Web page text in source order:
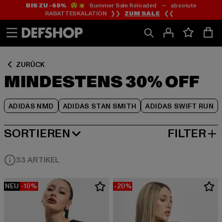
Zum
Inhalt
springen
Zum
Fußzeile
springen
BIS ZU -65%😲💥 Summer Sale Reloaded — absolute
RABATTESKALATION ❯❯ ZUM SALE ❮❮
ZURÜCK
MINDESTENS 30% OFF
ADIDAS NMD ADIDAS STAN SMITH ADIDAS SWIFT RUN
Zum
Produktraster
springen
SORTIEREN
BELIEBTESTE FILTER
33 ARTIKEL
NEU -10% -20%